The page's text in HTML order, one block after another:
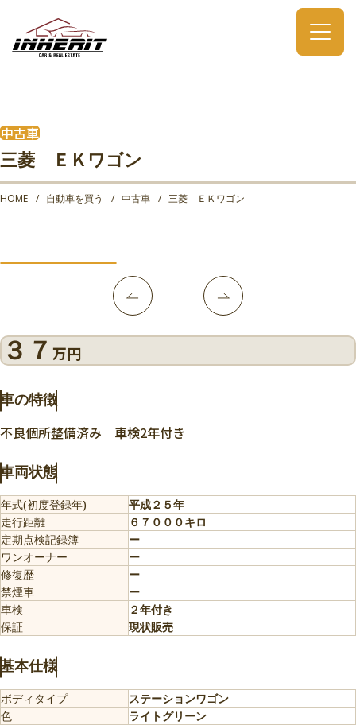
中古車
三菱 ＥＫワゴン
HOME 自動車を買う 中古車 三菱 ＥＫワゴン
３７ 万円
車の特徴
不良個所整備済み 車検2年付き
車両状態
年式(初度登録年)
平成２５年
走行距離
６７０００キロ
定期点検記録簿
ー
ワンオーナー
ー
修復歴
ー
禁煙車
ー
車検
２年付き
保証
現状販売
基本仕様
ボディタイプ
ステーションワゴン
色
ライトグリーン